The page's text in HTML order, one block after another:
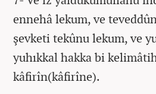
ennehâ lekum, ve
şevketi tekûnu lekum, ve
yuhıkkal hakka bi
kâfirîn(kâfirîne).